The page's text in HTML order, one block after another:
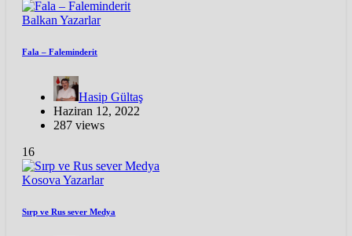
Balkan Yazarlar
Fala – Faleminderit
Hasip Gültaş
Haziran 12, 2022
287 views
16
Kosova Yazarlar
Sırp ve Rus sever Medya